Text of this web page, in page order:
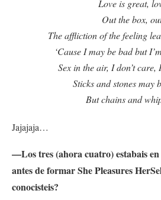
Love is great,
Out the box,
The affliction of the feeling
‘Cause I may be bad but
Sex in the air, I don’t
Sticks and stones may
But chains and
Jajajaja…
—Los tres (ahora cuatro) estabais
antes de formar She Pleasures
conocisteis?